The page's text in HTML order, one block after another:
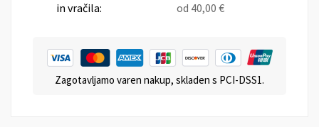
in vračila:
od 40,00 €
Zagotavljamo varen nakup, skladen s PCI-DSS1.